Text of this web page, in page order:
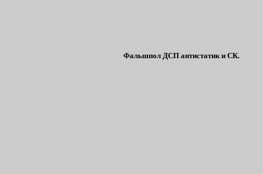
Фальшпол ДСП антистатик и СК.